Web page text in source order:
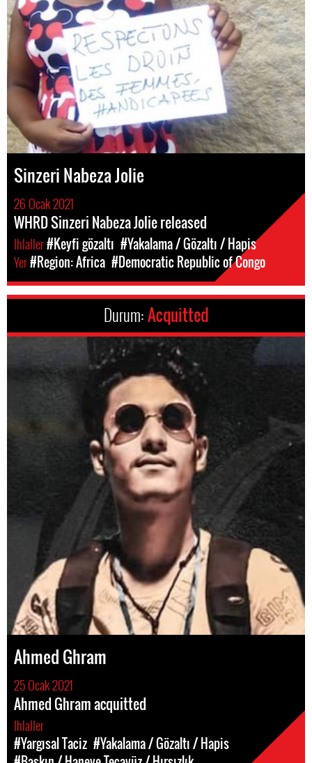
Sinzeri Nabeza Jolie
26 Ocak 2021
WHRD Sinzeri Nabeza Jolie released
Ihlaller#Keyfi gözaltı #Yakalama / Gözaltı / Hapis
Yer#Region: Africa #Democratic Republic of Congo
Durum:Acquitted
Ahmed Ghram
25 Ocak 2021
Ahmed Ghram acquitted
Ihlaller
#Yargısal Taciz #Yakalama / Gözaltı / Hapis